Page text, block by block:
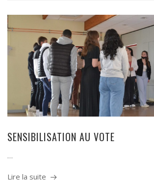
SENSIBILISATION AU VOTE
…
Lire la suite